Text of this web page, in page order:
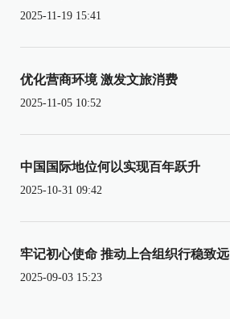
2025-11-19 15:41
优化营商环境 激发文旅消费
2025-11-05 10:52
中国国际地位何以实现百年跃升
2025-10-31 09:42
牢记初心使命 推动上合组织行稳致远
2025-09-03 15:23